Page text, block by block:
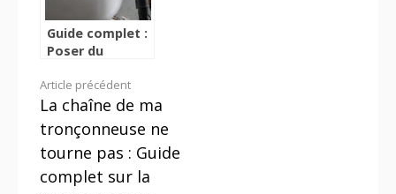
Guide complet :
Poser du
autour d’une
baignoire
Lire
la
suite
Article précédent
La chaîne de ma
tronçonneuse ne
tourne pas : Guide
complet sur la